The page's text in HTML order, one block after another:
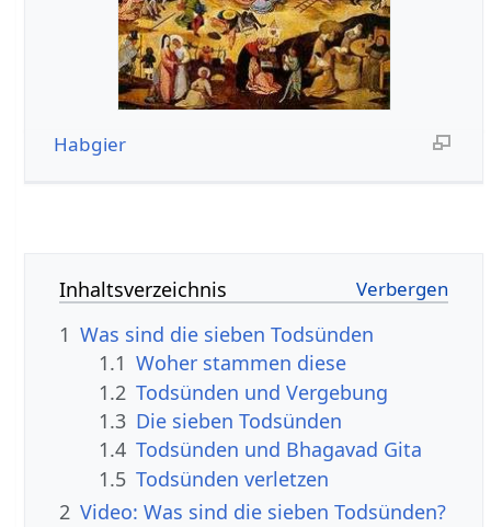
Habgier
Inhaltsverzeichnis
1 Was sind die sieben Todsünden
1.1 Woher stammen diese
1.2 Todsünden und Vergebung
1.3 Die sieben Todsünden
1.4 Todsünden und Bhagavad Gita
1.5 Todsünden verletzen
2 Video: Was sind die sieben Todsünden?